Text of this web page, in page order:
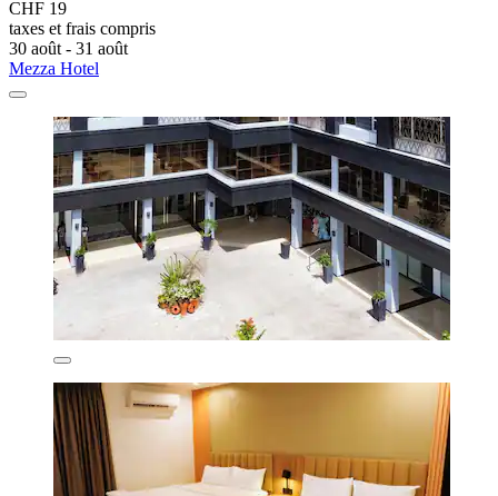
CHF 19
taxes et frais compris
30 août - 31 août
Mezza Hotel